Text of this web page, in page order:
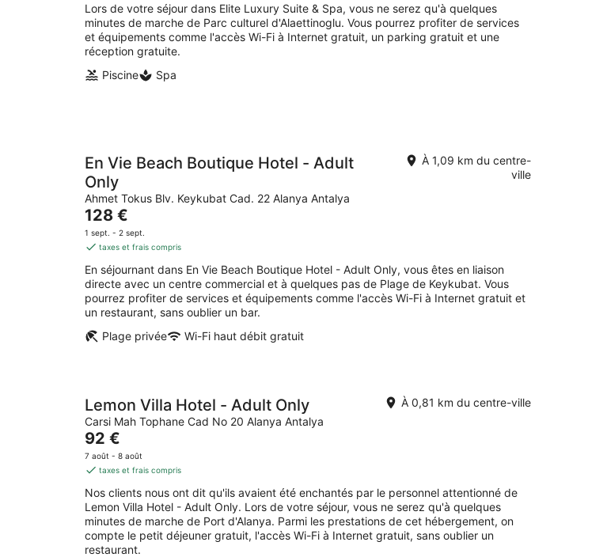
129 €
par
nuit
Lors de votre séjour dans Elite Luxury Suite & Spa, vous ne serez qu'à quelques
minutes de marche de Parc culturel d'Alaettinoglu. Vous pourrez profiter de services
et équipements comme l'accès Wi-Fi à Internet gratuit, un parking gratuit et une
réception gratuite.
Piscine
Spa
En Vie Beach Boutique Hotel - Adult
Only
Ahmet Tokus Blv. Keykubat Cad. 22 Alanya Antalya
À 1,09 km du centre-
ville
Le
prix
est
128 €
par
nuit
128 €
1 sept. - 2 sept.
taxes et frais compris
En séjournant dans En Vie Beach Boutique Hotel - Adult Only, vous êtes en liaison
directe avec un centre commercial et à quelques pas de Plage de Keykubat. Vous
pourrez profiter de services et équipements comme l'accès Wi-Fi à Internet gratuit et
un restaurant, sans oublier un bar.
Plage privée
Wi-Fi haut débit gratuit
Lemon Villa Hotel - Adult Only
Carsi Mah Tophane Cad No 20 Alanya Antalya
À 0,81 km du centre-ville
Le
prix
est
92 €
par
nuit
92 €
7 août - 8 août
taxes et frais compris
Nos clients nous ont dit qu'ils avaient été enchantés par le personnel attentionné de
Lemon Villa Hotel - Adult Only. Lors de votre séjour, vous ne serez qu'à quelques
minutes de marche de Port d'Alanya. Parmi les prestations de cet hébergement, on
compte le petit déjeuner gratuit, l'accès Wi-Fi à Internet gratuit, sans oublier un
restaurant.